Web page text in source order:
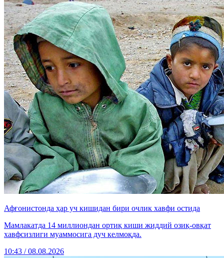
Афғонистонда ҳар уч кишидан бири очлик хавфи остида
Мамлакатда 14 миллиондан ортиқ киши жиддий озиқ-овқат
хавфсизлиги муаммосига дуч келмоқда.
10:43 / 08.08.2026